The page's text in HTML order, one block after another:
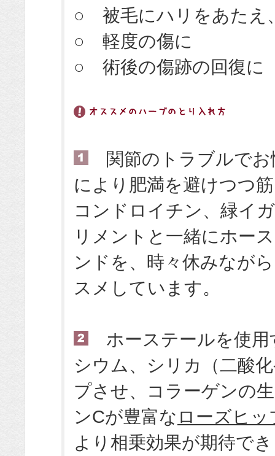
○ 被毛にハリをあたえ
○ 軽度の傷に
○ 術後の傷跡の回復に
関節のトラブルでお
により肥満を避けつつ
コンドロイチン、緑イ
リメントと一緒にホー
ンドを、時々休みなが
スメしています。
ホーステールを使用
シウム、シリカ（二酸
プさせ、コラーゲンの
ンCが豊富な ローズヒッ
より相乗効果が期待で